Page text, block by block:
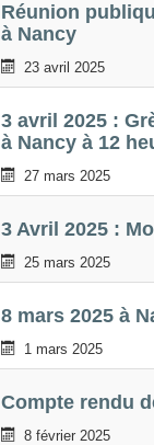
Réunion
à Nancy
23 avril 2025
3 avril 2025 :
à Nancy à 12
27 mars 2025
3 Avril 2025 :
25 mars 2025
8 mars 2025 à
1 mars 2025
Compte rendu
8 février 2025